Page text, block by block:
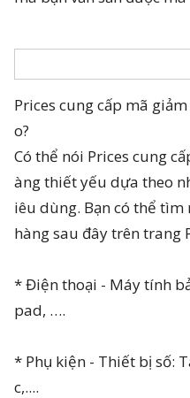
Prices cung cấp mã
o?
Có thể nói Prices cung
àng thiết yếu dựa theo
iêu dùng. Bạn có thể
hàng sau đây trên trang
* Điện thoại - Máy tính
pad, ….
* Phụ kiện - Thiết bị số:
c,....